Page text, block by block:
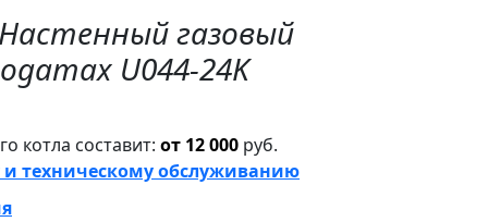
газовый
U044-24K
котла составит: от 12 000 руб.
техническому обслуживанию